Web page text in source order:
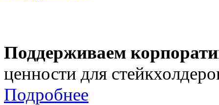
Поддерживаем
ценности для
Подробнее